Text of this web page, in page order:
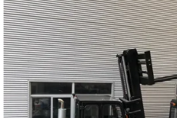
品
質
管
理